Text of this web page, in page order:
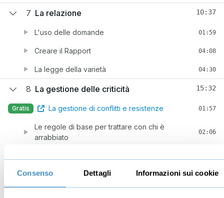
Consenso Dettagli Informazioni sui cookie
7 La relazione 10:37
L'uso delle domande 01:59
Creare il Rapport 04:08
La legge della varietà 04:30
8 La gestione delle criticità 15:32
Gratis La gestione di conflitti e resistenze 01:57
Le regole di base per trattare con chi è
arrabbiato
02:06
2 tecniche di risposta 03:53